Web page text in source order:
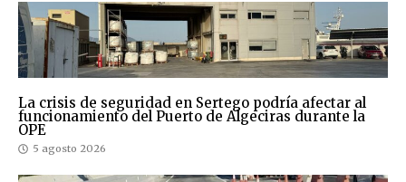
La crisis de seguridad en Sertego podría afectar al
funcionamiento del Puerto de Algeciras durante la
OPE
5 agosto 2026